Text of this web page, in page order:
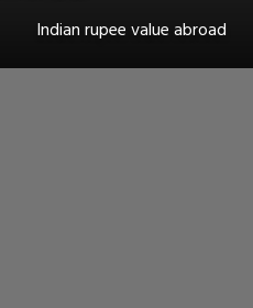
Indian rupee value abroad